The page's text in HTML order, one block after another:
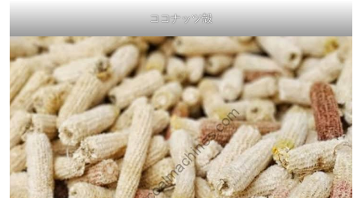
ココナッツ殻